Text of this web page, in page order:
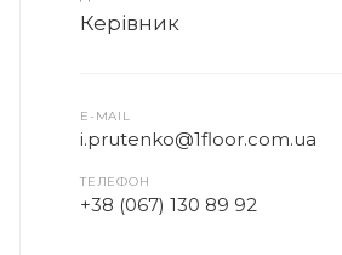
Керівник
E-MAIL
i.prutenko@1floor.com.ua
ТЕЛЕФОН
+38 (067) 130 89 92